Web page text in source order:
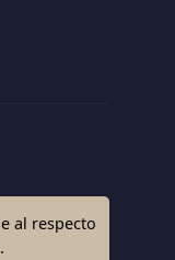
al respecto